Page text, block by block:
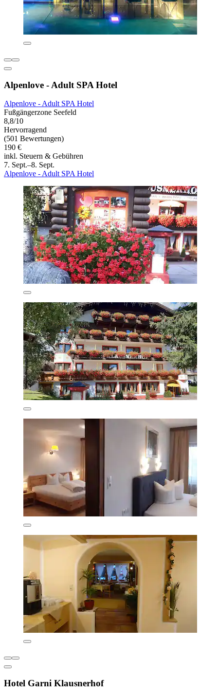
Alpenlove - Adult SPA Hotel
Alpenlove - Adult SPA Hotel
Fußgängerzone Seefeld
8,8/10
Hervorragend
(501 Bewertungen)
190 €
inkl. Steuern & Gebühren
7. Sept.–8. Sept.
Alpenlove - Adult SPA Hotel
Hotel Garni Klausnerhof